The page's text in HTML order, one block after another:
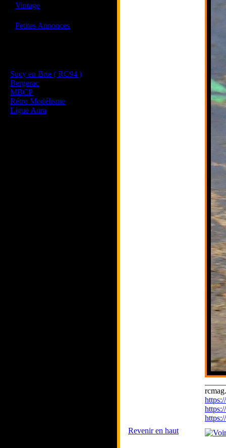
Vintage
Petites Annonces
Sucy en Brie ( RC94 )
Bergerac
MBCP
Rétro Modélisme
Ligue Aura
Revenir en haut